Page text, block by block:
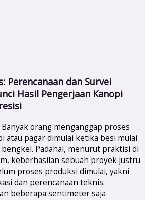
Perencanaan dan Survei
Hasil Pengerjaan Kanopi
orang menganggap proses
atau pagar dimulai ketika besi mulai
Padahal, menurut praktisi di
keberhasilan sebuah proyek justru
proses produksi dimulai, yakni
dan perencanaan teknis.
beberapa sentimeter saja